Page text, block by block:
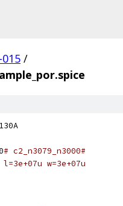
/
# c2_n3079_n3000#
l=3e+07u w=3e+07u